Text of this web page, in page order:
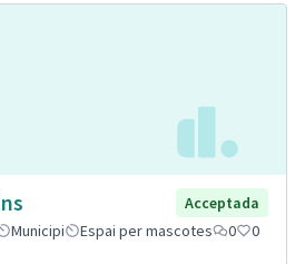
Acceptada
Municipi Espai per mascotes 0 0